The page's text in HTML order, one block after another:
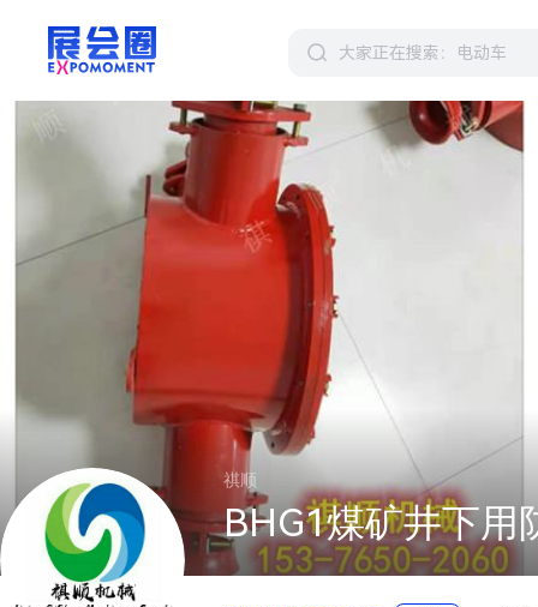
祺顺
BHG1煤矿井下用